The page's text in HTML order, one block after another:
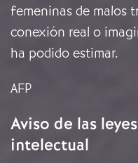
femeninas de malos
conexión real o
ha podido estimar.
AFP
Aviso de las
intelectual